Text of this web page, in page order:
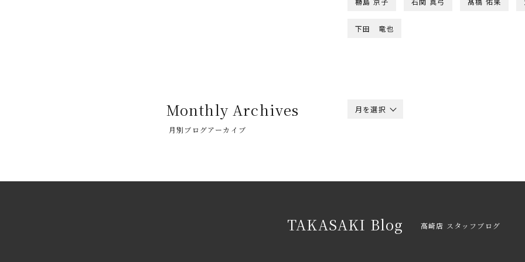
下田 竜也
Monthly Archives
月別ブログアーカイブ
月を選択
TAKASAKI Blog 高崎店 スタッフブログ